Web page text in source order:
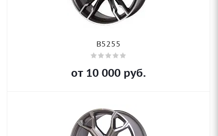
B5255
от 10 000 руб.